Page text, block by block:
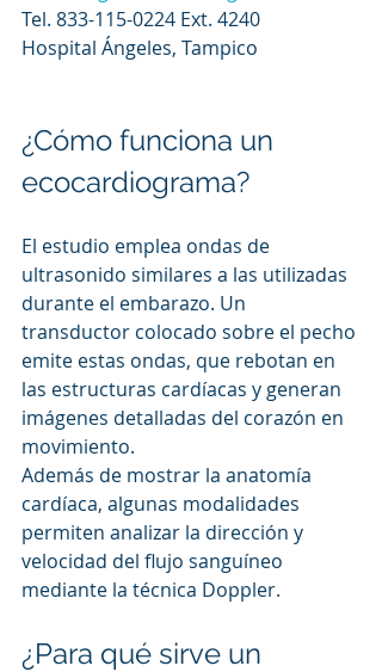
Tel. 833-115-0224 Ext. 4240
Hospital Ángeles, Tampico
¿Cómo funciona un
ecocardiograma?
El estudio emplea ondas de
ultrasonido similares a las utilizadas
durante el embarazo. Un
transductor colocado sobre el pecho
emite estas ondas, que rebotan en
las estructuras cardíacas y generan
imágenes detalladas del corazón en
movimiento.
Además de mostrar la anatomía
cardíaca, algunas modalidades
permiten analizar la dirección y
velocidad del flujo sanguíneo
mediante la técnica Doppler.
¿Para qué sirve un